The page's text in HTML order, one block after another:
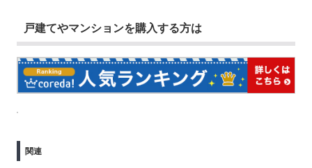
戸建てやマンションを購入する方は
関連